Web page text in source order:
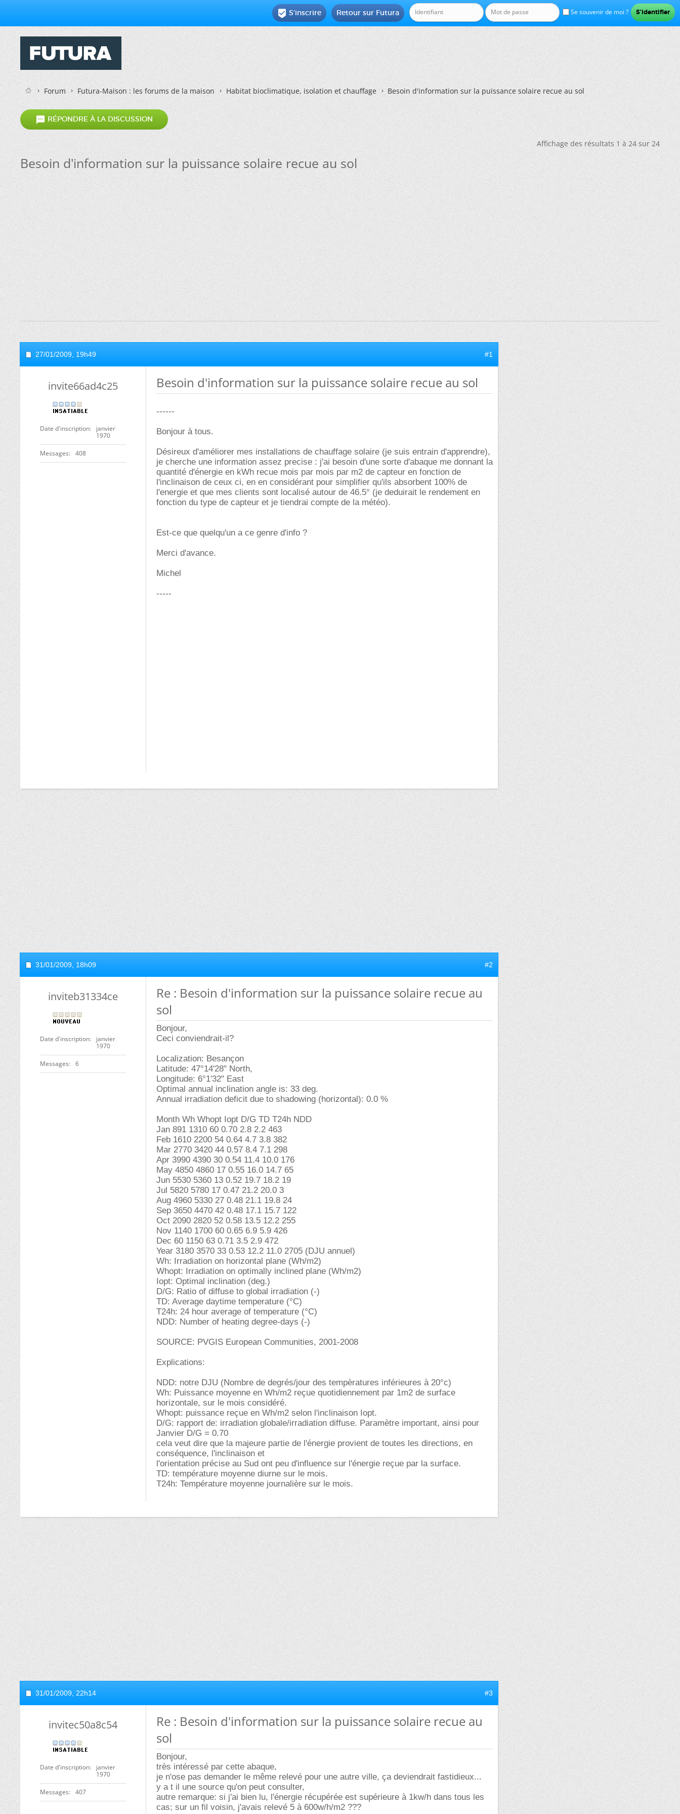
Se souvenir de moi ?
Retour sur Futura
 S'inscrire
Forum Futura-Maison : les forums de la maison Habitat bioclimatique, isolation et chauffage Besoin d'information sur la puissance solaire recue au sol
 RÉPONDRE À LA DISCUSSION
Affichage des résultats 1 à 24 sur 24
Besoin d'information sur la puissance solaire recue au sol
27/01/2009, 19h49 #1
invite66ad4c25
Date d'inscription
janvier
1970
Messages 408
Besoin d'information sur la puissance solaire recue au sol
------
Bonjour à tous.
Désireux d'améliorer mes installations de chauffage solaire (je suis entrain d'apprendre),
je cherche une information assez precise : j'ai besoin d'une sorte d'abaque me donnant la
quantité d'énergie en kWh recue mois par mois par m2 de capteur en fonction de
l'inclinaison de ceux ci, en en considérant pour simplifier qu'ils absorbent 100% de
l'energie et que mes clients sont localisé autour de 46.5° (je deduirait le rendement en
fonction du type de capteur et je tiendrai compte de la météo).
Est-ce que quelqu'un a ce genre d'info ?
Merci d'avance.
Michel
-----
31/01/2009, 18h09 #2
inviteb31334ce
Date d'inscription
janvier
1970
Messages 6
Re : Besoin d'information sur la puissance solaire recue au
sol
Bonjour,
Ceci conviendrait-il?
Localization: Besançon
Latitude: 47°14'28" North,
Longitude: 6°1'32" East
Optimal annual inclination angle is: 33 deg.
Annual irradiation deficit due to shadowing (horizontal): 0.0 %
Month Wh Whopt Iopt D/G TD T24h NDD
Jan 891 1310 60 0.70 2.8 2.2 463
Feb 1610 2200 54 0.64 4.7 3.8 382
Mar 2770 3420 44 0.57 8.4 7.1 298
Apr 3990 4390 30 0.54 11.4 10.0 176
May 4850 4860 17 0.55 16.0 14.7 65
Jun 5530 5360 13 0.52 19.7 18.2 19
Jul 5820 5780 17 0.47 21.2 20.0 3
Aug 4960 5330 27 0.48 21.1 19.8 24
Sep 3650 4470 42 0.48 17.1 15.7 122
Oct 2090 2820 52 0.58 13.5 12.2 255
Nov 1140 1700 60 0.65 6.9 5.9 426
Dec 60 1150 63 0.71 3.5 2.9 472
Year 3180 3570 33 0.53 12.2 11.0 2705 (DJU annuel)
Wh: Irradiation on horizontal plane (Wh/m2)
Whopt: Irradiation on optimally inclined plane (Wh/m2)
Iopt: Optimal inclination (deg.)
D/G: Ratio of diffuse to global irradiation (-)
TD: Average daytime temperature (°C)
T24h: 24 hour average of temperature (°C)
NDD: Number of heating degree-days (-)
SOURCE: PVGIS European Communities, 2001-2008
Explications:
NDD: notre DJU (Nombre de degrés/jour des tempèratures inférieures à 20°c)
Wh: Puissance moyenne en Wh/m2 reçue quotidiennement par 1m2 de surface
horizontale, sur le mois considéré.
Whopt: puissance reçue en Wh/m2 selon l'inclinaison Iopt.
D/G: rapport de: irradiation globale/irradiation diffuse. Paramètre important, ainsi pour
Janvier D/G = 0.70
cela veut dire que la majeure partie de l'énergie provient de toutes les directions, en
conséquence, l'inclinaison et
l'orientation précise au Sud ont peu d'influence sur l'énergie reçue par la surface.
TD: température moyenne diurne sur le mois.
T24h: Température moyenne journalière sur le mois.
31/01/2009, 22h14 #3
invitec50a8c54
Date d'inscription
janvier
1970
Messages 407
Re : Besoin d'information sur la puissance solaire recue au
sol
Bonjour,
très intéressé par cette abaque,
je n'ose pas demander le même relevé pour une autre ville, ça deviendrait fastidieux...
y a t il une source qu'on peut consulter,
autre remarque: si j'ai bien lu, l'énergie récupérée est supérieure à 1kw/h dans tous les
cas; sur un fil voisin, j'avais relevé 5 à 600w/h/m2 ???